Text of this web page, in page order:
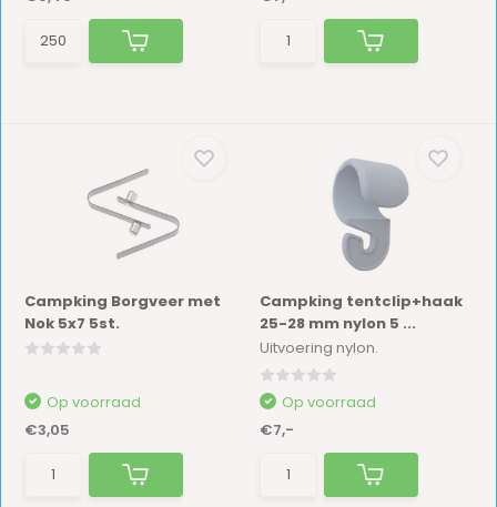
Campking Borgveer met
Nok 5x7 5st.
Op voorraad
€3,05
Campking tentclip+haak
25-28 mm nylon 5 ...
Uitvoering nylon.
Op voorraad
€7,-